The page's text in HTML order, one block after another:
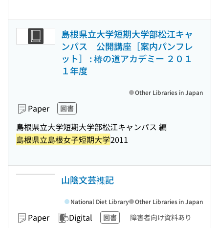
島根県立大学短期大学部松江キャ
ンパス 公開講座［案内パンフレ
ット］ : 椿の道アカデミー ２０１
１年度
Paper 図書
島根県立大学短期大学部松江キャンパス 編
島根県立島根女子短期大学2011
Other Libraries in Japan
山陰文芸襍記
Paper Digital 図書 障害者向け資料あり
National Diet Library Other Libraries in Japan